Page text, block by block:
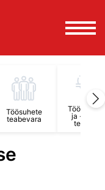
Töösuhete
teabevara
ja -